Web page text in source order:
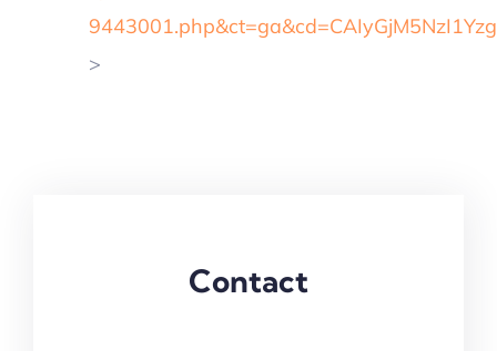
>
Contact